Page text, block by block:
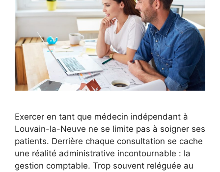
Exercer en tant que médecin indépendant à
Louvain-la-Neuve ne se limite pas à soigner ses
patients. Derrière chaque consultation se cache
une réalité administrative incontournable : la
gestion comptable. Trop souvent reléguée au